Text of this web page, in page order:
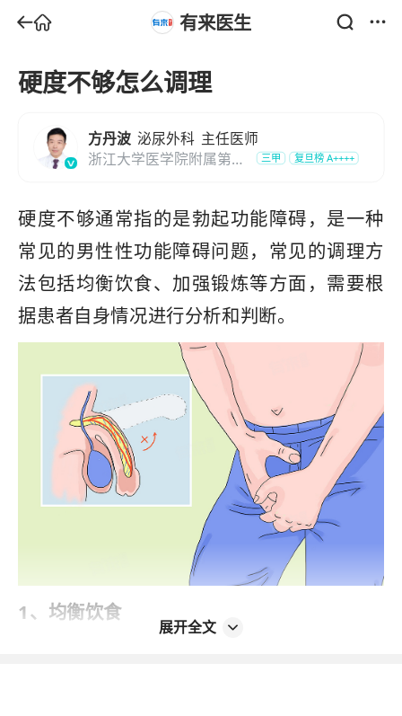
有来医生
硬度不够怎么调理
方丹波 泌尿外科 主任医师
浙江大学医学院附属第一
三甲 复旦榜 A++++
硬度不够通常指的是勃起功能障碍，是一种
常见的男性性功能障碍问题，常见的调理方
法包括均衡饮食、加强锻炼等方面，需要根
据患者自身情况进行分析和判断。
1、均衡饮食
展开全文